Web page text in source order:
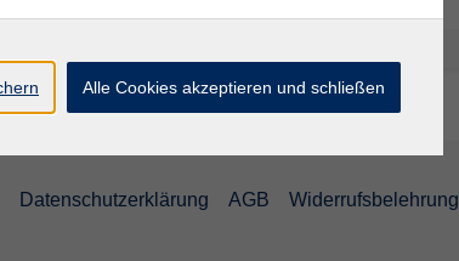
Datenschutzerklärung AGB Widerrufsbelehrung
Alle Cookies akzeptieren und schließen